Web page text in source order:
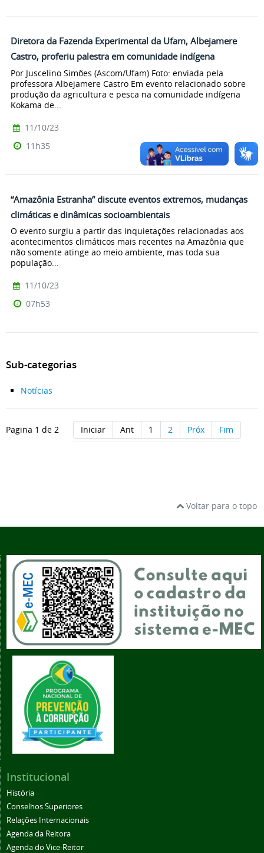
Diretora da Fazenda Experimental da Ufam, Albejamere
Castro, proferiu palestra em comunidade indígena
Por Juscelino Simões (Ascom/Ufam) Foto: enviada pela
professora Albejamere Castro Em evento relacionado sobre
produção da agricultura e pesca na comunidade indígena
Kokama de...
11/10/23
11h35
“Amazônia Estranha” discute eventos extremos, mudanças
climáticas e dinâmicas socioambientais
O evento surgiu a partir das inquietações relacionadas aos
acontecimentos climáticos mais recentes na Amazônia que
não somente atinge ao meio ambiente, mas toda sua
população...
11/10/23
07h53
Sub-categorias
Notícias
Pagina 1 de 2 Iniciar Ant 1 2 Próx Fim
Voltar para o topo
Institucional
História
Conselhos Superiores
Relações Internacionais
Agenda da Reitora
Agenda do Vice-Reitor